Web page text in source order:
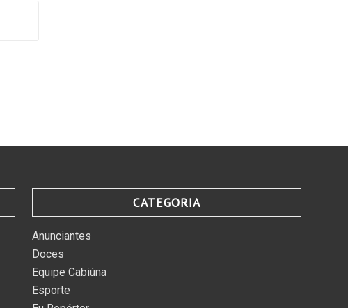
CATEGORIA
Anunciantes
Doces
Equipe Cabiúna
Esporte